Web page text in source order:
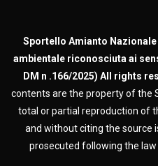
Sportello Amianto Nazionale
ambientale riconosciuta ai
DM n .166/2025) All rights
contents are the property of the
total or partial reproduction of
and without citing the source
prosecuted following the